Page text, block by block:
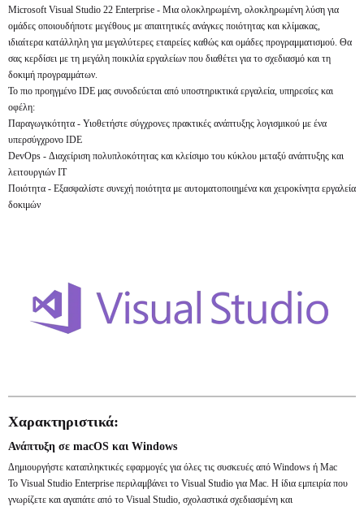
Microsoft Visual Studio 22 Enterprise - Μια ολοκληρωμένη, ολοκληρωμένη λύση για
ομάδες οποιουδήποτε μεγέθους με απαιτητικές ανάγκες ποιότητας και κλίμακας,
ιδιαίτερα κατάλληλη για μεγαλύτερες εταιρείες καθώς και ομάδες προγραμματισμού. Θα
σας κερδίσει με τη μεγάλη ποικιλία εργαλείων που διαθέτει για το σχεδιασμό και τη
δοκιμή προγραμμάτων.
Το πιο προηγμένο IDE μας συνοδεύεται από υποστηρικτικά εργαλεία, υπηρεσίες και
οφέλη:
Παραγωγικότητα - Υιοθετήστε σύγχρονες πρακτικές ανάπτυξης λογισμικού με ένα
υπερσύγχρονο IDE
DevOps - Διαχείριση πολυπλοκότητας και κλείσιμο του κύκλου μεταξύ ανάπτυξης και
λειτουργιών IT
Ποιότητα - Εξασφαλίστε συνεχή ποιότητα με αυτοματοποιημένα και χειροκίνητα εργαλεία
δοκιμών
Χαρακτηριστικά:
Ανάπτυξη σε macOS και Windows
Δημιουργήστε καταπληκτικές εφαρμογές για όλες τις συσκευές από Windows ή Mac
Το Visual Studio Enterprise περιλαμβάνει το Visual Studio για Mac. Η ίδια εμπειρία που
γνωρίζετε και αγαπάτε από το Visual Studio, σχολαστικά σχεδιασμένη και